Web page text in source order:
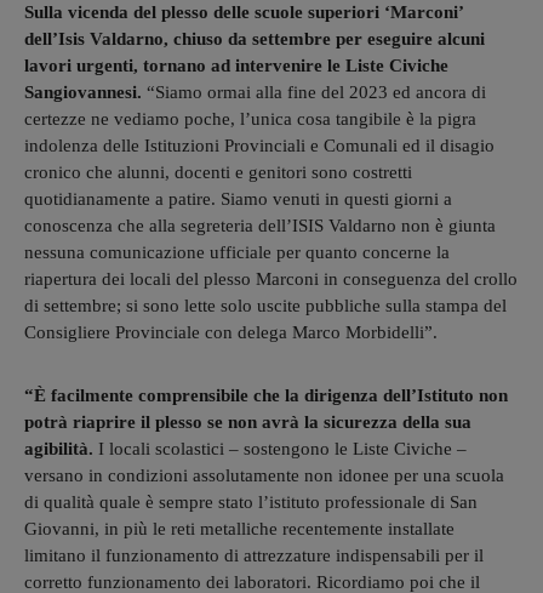
Sulla vicenda del plesso delle scuole superiori ‘Marconi’
dell’Isis Valdarno, chiuso da settembre per eseguire alcuni
lavori urgenti, tornano ad intervenire le Liste Civiche
Sangiovannesi. “Siamo ormai alla fine del 2023 ed ancora di
certezze ne vediamo poche, l’unica cosa tangibile è la pigra
indolenza delle Istituzioni Provinciali e Comunali ed il disagio
cronico che alunni, docenti e genitori sono costretti
quotidianamente a patire. Siamo venuti in questi giorni a
conoscenza che alla segreteria dell’ISIS Valdarno non è giunta
nessuna comunicazione ufficiale per quanto concerne la
riapertura dei locali del plesso Marconi in conseguenza del crollo
di settembre; si sono lette solo uscite pubbliche sulla stampa del
Consigliere Provinciale con delega Marco Morbidelli”.
“È facilmente comprensibile che la dirigenza dell’Istituto non
potrà riaprire il plesso se non avrà la sicurezza della sua
agibilità. I locali scolastici – sostengono le Liste Civiche –
versano in condizioni assolutamente non idonee per una scuola
di qualità quale è sempre stato l’istituto professionale di San
Giovanni, in più le reti metalliche recentemente installate
limitano il funzionamento di attrezzature indispensabili per il
corretto funzionamento dei laboratori. Ricordiamo poi che il